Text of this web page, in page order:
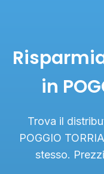
in
Trova il
POGGIO
stesso.